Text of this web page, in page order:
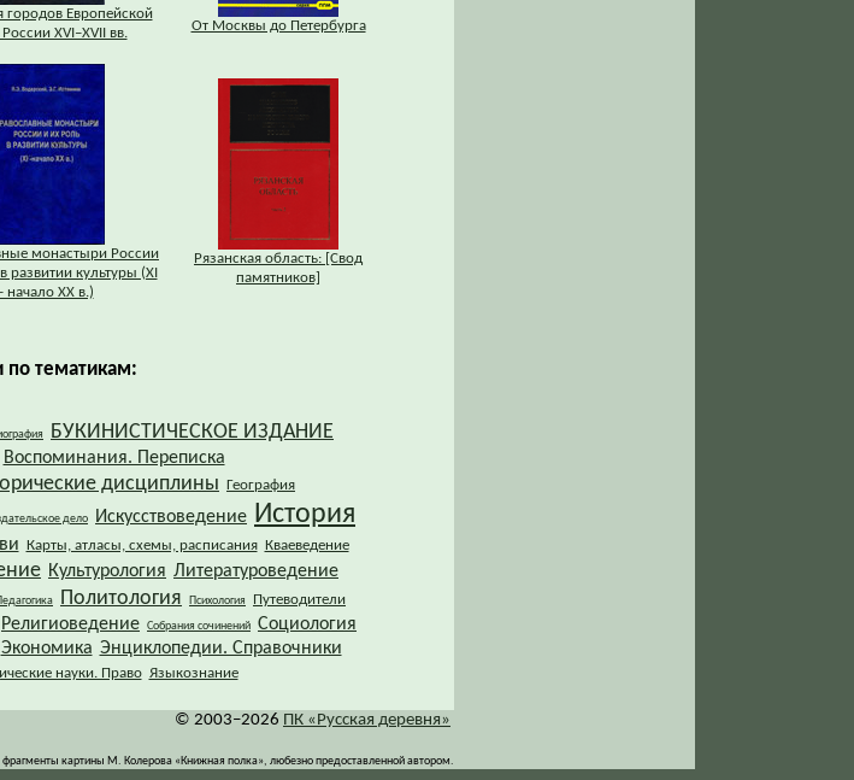
городов Европейской
XVI–XVII вв.
От Москвы до Петербурга
монастыри России
развитии культуры (XI
начало XX в.)
Рязанская область: [Свод
памятников]
по тематикам:
БУКИНИСТИЧЕСКОЕ ИЗДАНИЕ
Воспоминания. Переписка
дисциплины География
дело Искусствоведение История
Карты, атласы, схемы, расписания Кваеведение
Культурология Литературоведение
Политология Психология
Путеводители
Религиоведение Собрания сочинений Социология
Экономика Энциклопедии. Справочники
науки. Право Языкознание
© 2003–2026 ПК «Русская деревня»
картины М. Колерова «Книжная полка», любезно предоставленной автором.